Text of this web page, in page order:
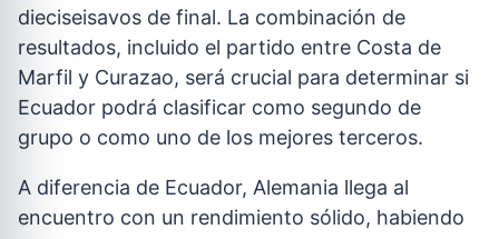
dieciseisavos de final. La combinación de
resultados, incluido el partido entre Costa de
Marfil y Curazao, será crucial para determinar si
Ecuador podrá clasificar como segundo de
grupo o como uno de los mejores terceros.
A diferencia de Ecuador, Alemania llega al
encuentro con un rendimiento sólido, habiendo